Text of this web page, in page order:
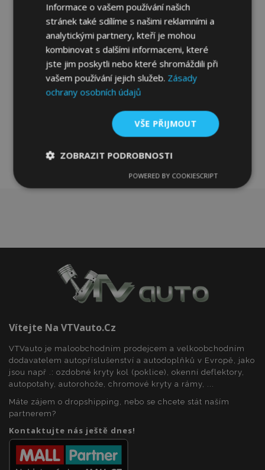
Textilní autokoberce na míru pro Audi 80
B4 1991-1996 (4 ks)
649,00 Kč
Přidat Do Košíku
k
oblíbeným
Vítejte Na VTVauto.cz
VTVauto je maloobchodním prodejcem a velkoobchodním
dodavatelem autopříslušenství a autodoplňků v Evropě, jako
jsou např .: ozdobné kryty kol (poklice), okenní deflektory,
autopotahy, autorohože, chromové kryty a rámy, ...
Máte zájem o dropshipping, nebo se chcete stát naším
partnerem?
Kontaktujte nás ještě dnes!
Informace o vašem používání našich
stránek také sdílíme s našimi reklamními a
analytickými partnery, kteří je mohou
kombinovat s dalšími informacemi, které
jste jim poskytli nebo které shromáždili při
vašem používání jejich služeb. Zásady
ochrany osobních údajů
VŠE PŘIJMOUT
ZOBRAZIT PODROBNOSTI
nutné
Výkonové
soubory
Soubory
cílení
Funkční soubory
Nezbytně nutné soubory
Soubory cílení
Funkční soubory
Nezbytně nutné soubory cookie umožňují základní
funkce webových stránek, jako je přihlášení
uživatele a správa účtu. Webové stránky nelze bez
používat.
Název
section_data_ids
POWERED BY COOKIESCRIPT